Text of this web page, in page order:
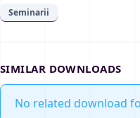
Seminarii
SIMILAR DOWNLOADS
No related download